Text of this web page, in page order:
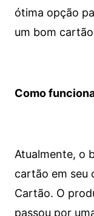
ótima opção
um bom
Como
Atualmente, o
cartão em seu
Cartão. O
passou por